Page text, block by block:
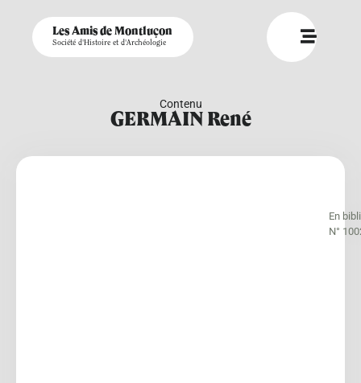
Les Amis de Montluçon
Société d'Histoire et d'Archéologie
Contenu
GERMAIN René
En
N°